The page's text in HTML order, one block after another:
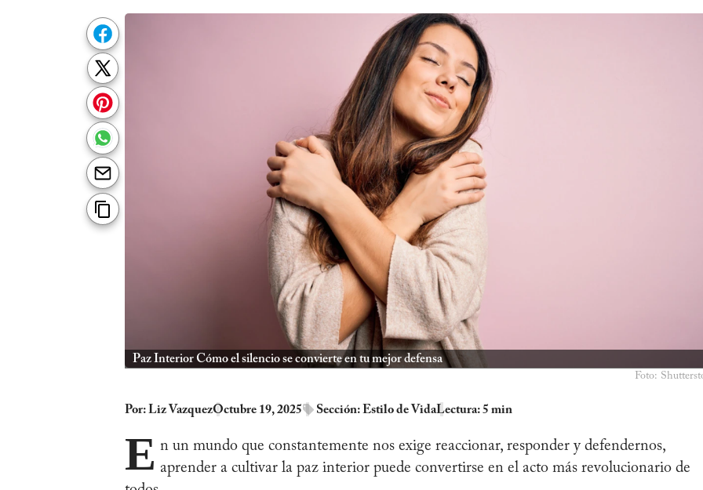
Paz Interior Cómo el silencio se convierte en tu mejor defensa
Foto:
Por:Liz VazquezOctubre 19, 2025 Sección:Estilo de VidaLectura: 5 min
E n un mundo que constantemente nos exige reaccionar, responder y defendernos,
aprender a cultivar la paz interior puede convertirse en el acto más revolucionario de